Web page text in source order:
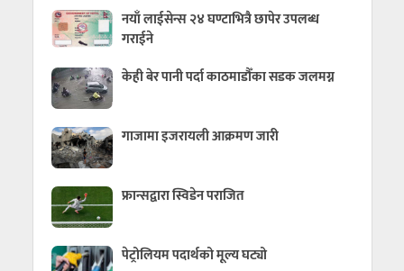
नयाँ लाईसेन्स २४ घण्टाभित्रै छापेर उपलब्ध
गराईने
केही बेर पानी पर्दा काठमाडौँका सडक जलमग्न
गाजामा इजरायली आक्रमण जारी
फ्रान्सद्वारा स्विडेन पराजित
पेट्रोलियम पदार्थको मूल्य घट्यो